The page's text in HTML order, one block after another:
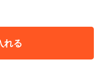
れる